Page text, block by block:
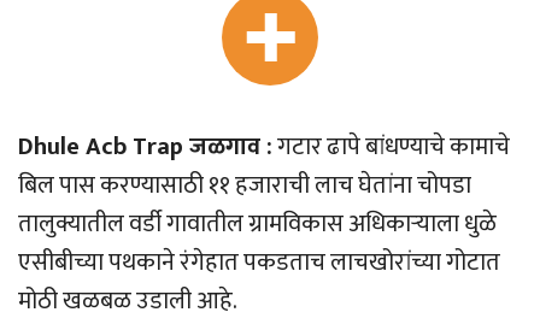
Dhule Acb Trap जळगाव :गटार ढापे बांधण्याचे कामाचे
बिल पास करण्यासाठी ११ हजाराची लाच घेतांना चोपडा
तालुक्यातील वर्डी गावातील ग्रामविकास अधिकाऱ्याला धुळे
एसीबीच्या पथकाने रंगेहात पकडताच लाचखोरांच्या गोटात
मोठी खळबळ उडाली आहे.